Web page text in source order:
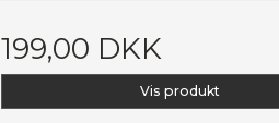
199,00 DKK
Vis produkt